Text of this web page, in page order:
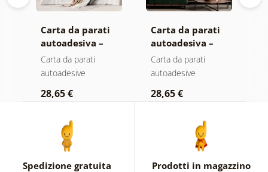
Carta da parati
autoadesiva –
Foglie con
sfumatura
Carta da parati
autoadesive
28,65 €
Carta da parati
autoadesiva –
Foresta nella
nebbia
Carta da parati
autoadesive
28,65 €
Spedizione gratuita Prodotti in magazzino